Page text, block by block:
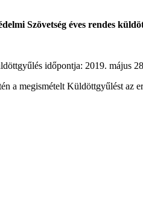
Szövetség éves rendes
időpontja: 2019. május
megismételt Küldöttgyűlést az